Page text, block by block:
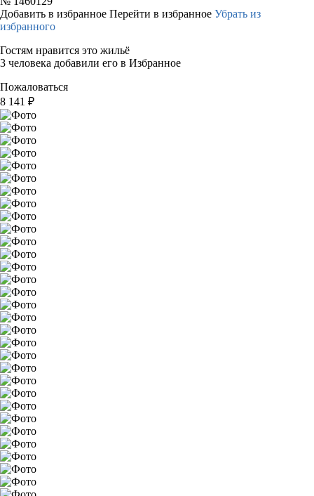
Добавить в избранное Перейти в избранное Убрать из
избранного
Гостям нравится это жильё
3 человека добавили его в Избранное
Пожаловаться
8 141 ₽